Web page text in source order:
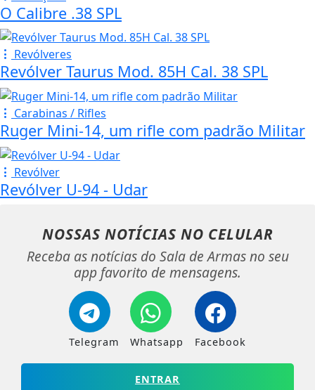
O Calibre .38 SPL
Revólveres
Revólver Taurus Mod. 85H Cal. 38 SPL
Carabinas / Rifles
Ruger Mini-14, um rifle com padrão Militar
Revólver
Revólver U-94 - Udar
NOSSAS NOTÍCIAS NO CELULAR
Receba as notícias do Sala de Armas no seu
app favorito de mensagens.
Telegram Whatsapp Facebook
ENTRAR